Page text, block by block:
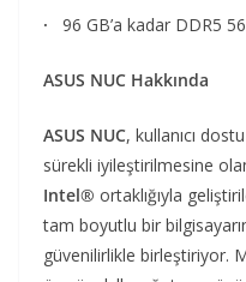
· 96 GB’a kadar DDR5
ASUS NUC Hakkında
ASUS NUC, kullanıcı
sürekli iyileştirilmesine
Intel® ortaklığıyla
tam boyutlu bir
güvenilirlikle birleştiriyor.